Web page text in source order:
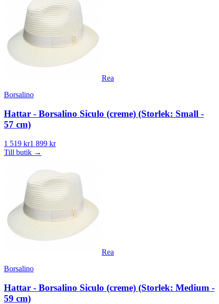
Rea
Borsalino
Hattar - Borsalino Siculo (creme) (Storlek: Small -
57 cm)
1 519 kr1 899 kr
Till butik →
Rea
Borsalino
Hattar - Borsalino Siculo (creme) (Storlek: Medium -
59 cm)